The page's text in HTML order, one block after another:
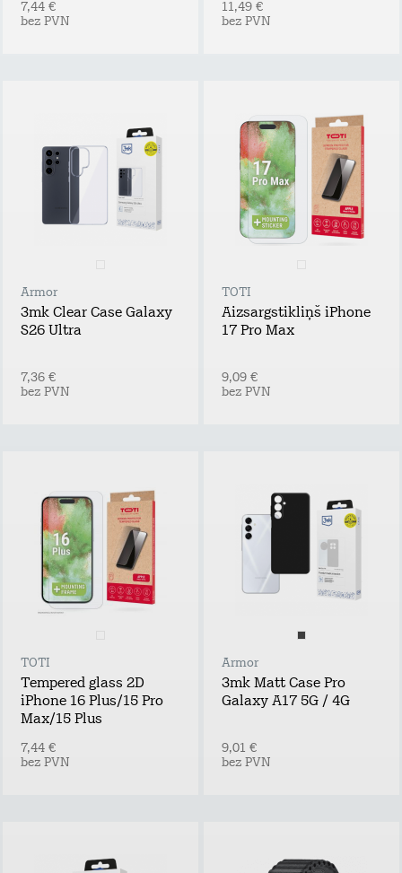
7,44 €
bez PVN
11,49 €
bez PVN
Armor
3mk Clear Case Galaxy
S26 Ultra
7,36 €
bez PVN
TOTI
Aizsargstikliņš iPhone
17 Pro Max
9,09 €
bez PVN
TOTI
Tempered glass 2D
iPhone 16 Plus/15 Pro
Max/15 Plus
7,44 €
bez PVN
Armor
3mk Matt Case Pro
Galaxy A17 5G / 4G
9,01 €
bez PVN